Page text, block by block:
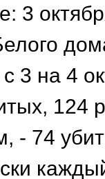
3
3 на 4
124
- 74